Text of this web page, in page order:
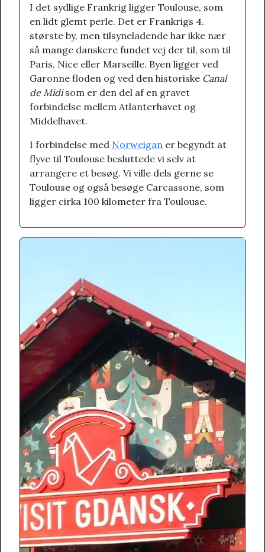
I det sydlige Frankrig ligger Toulouse, som
en lidt glemt perle. Det er Frankrigs 4.
største by, men tilsyneladende har ikke nær
så mange danskere fundet vej der til, som til
Paris, Nice eller Marseille. Byen ligger ved
Garonne floden og ved den historiske Canal
de Midisom er den del af en gravet
forbindelse mellem Atlanterhavet og
Middelhavet.
I forbindelse med Norweigan er begyndt at
flyve til Toulouse besluttede vi selv at
arrangere et besøg. Vi ville dels gerne se
Toulouse og også besøge Carcassone, som
ligger cirka 100 kilometer fra Toulouse.